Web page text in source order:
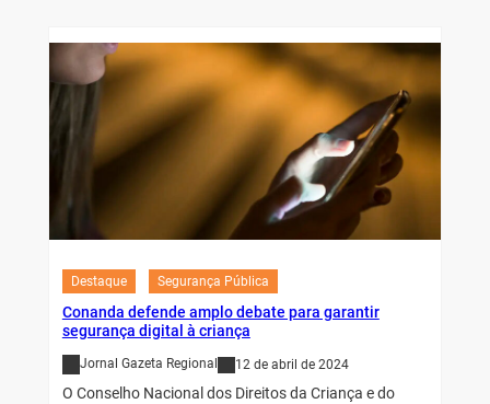
Destaque Segurança Pública
Conanda defende amplo debate para garantir
segurança digital à criança
Jornal Gazeta Regional 12 de abril de 2024
O Conselho Nacional dos Direitos da Criança e do